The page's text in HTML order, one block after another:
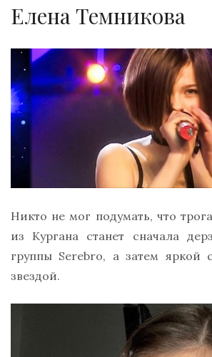
Елена Темникова
Никто не мог подумать, что
из Кургана станет сначала
группы Serebro, а затем яркой
звездой.